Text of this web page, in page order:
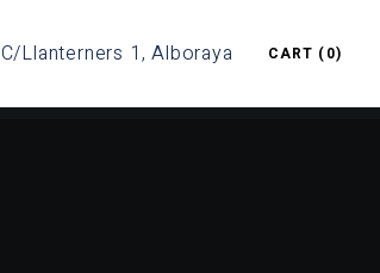
C/Llanterners 1, Alboraya CART (0)